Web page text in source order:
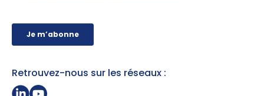
Retrouvez-nous sur les réseaux :
Partager sur Linkedin
Page Youtube Grant Alexander